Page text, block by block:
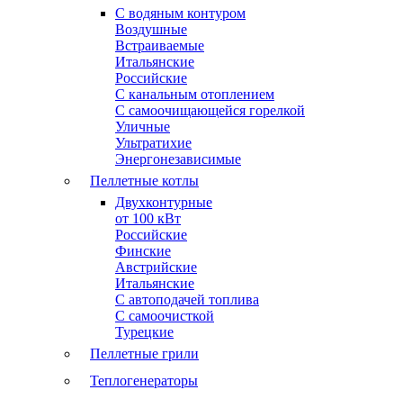
C водяным контуром
Воздушные
Встраиваемые
Итальянские
Российские
С канальным отоплением
С самоочищающейся горелкой
Уличные
Ультратихие
Энергонезависимые
Пеллетные котлы
Двухконтурные
от 100 кВт
Российские
Финские
Австрийские
Итальянские
С автоподачей топлива
С самоочисткой
Турецкие
Пеллетные грили
Теплогенераторы